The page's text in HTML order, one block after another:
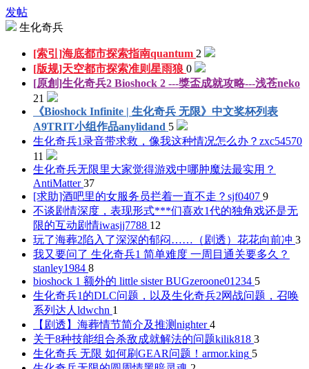
发帖
生化奇兵
[索引]海底都市探索指南quantum 2
[版规]天空都市探索准则星雨狼 0
[原創]生化奇兵2 Bioshock 2 ---獎盃成就攻略---浅苍neko
21
《Bioshock Infinite | 生化奇兵 无限》中文奖杯列表
A9TRIT小组作品anylidand 5
生化奇兵1录音带求救，像我这种情况怎么办？ zxc54570
11
生化奇兵无限里大家觉得游戏中哪肿魔法最实用？
AntiMatter 37
[求助]酒吧里的女服务员拦着一直不走？ sjf0407 9
不谈剧情深度，表现形式***们喜欢1代的独角戏还是无
限的互动剧情iwasjj7788 12
玩了海葬2陷入了深深的郁闷……（剧透） 花花向前冲 3
我又要问了 生化奇兵1 简单难度 一周目通关要多久？
stanley1984 8
bioshock 1 额外的 little sister BUGzeroone01234 5
生化奇兵1的DLC问题，以及生化奇兵2网战问题，召唤
系列达人 ldwchn 1
【剧透】海葬情节简介及推测nighter 4
关于8种技能组合杀敌成就解法的问题kilik818 3
生化奇兵 无限 如何刷GEAR问题！ armor.king 5